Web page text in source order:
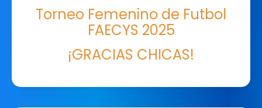
Torneo Femenino de Futbol
FAECYS 2025
¡GRACIAS CHICAS!